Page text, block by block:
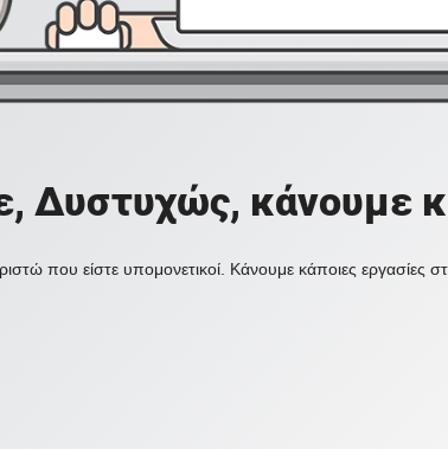
Δυστυχώς, κάνουμε
που είστε υπομονετικοί. Κάνουμε κάποιες εργασίες